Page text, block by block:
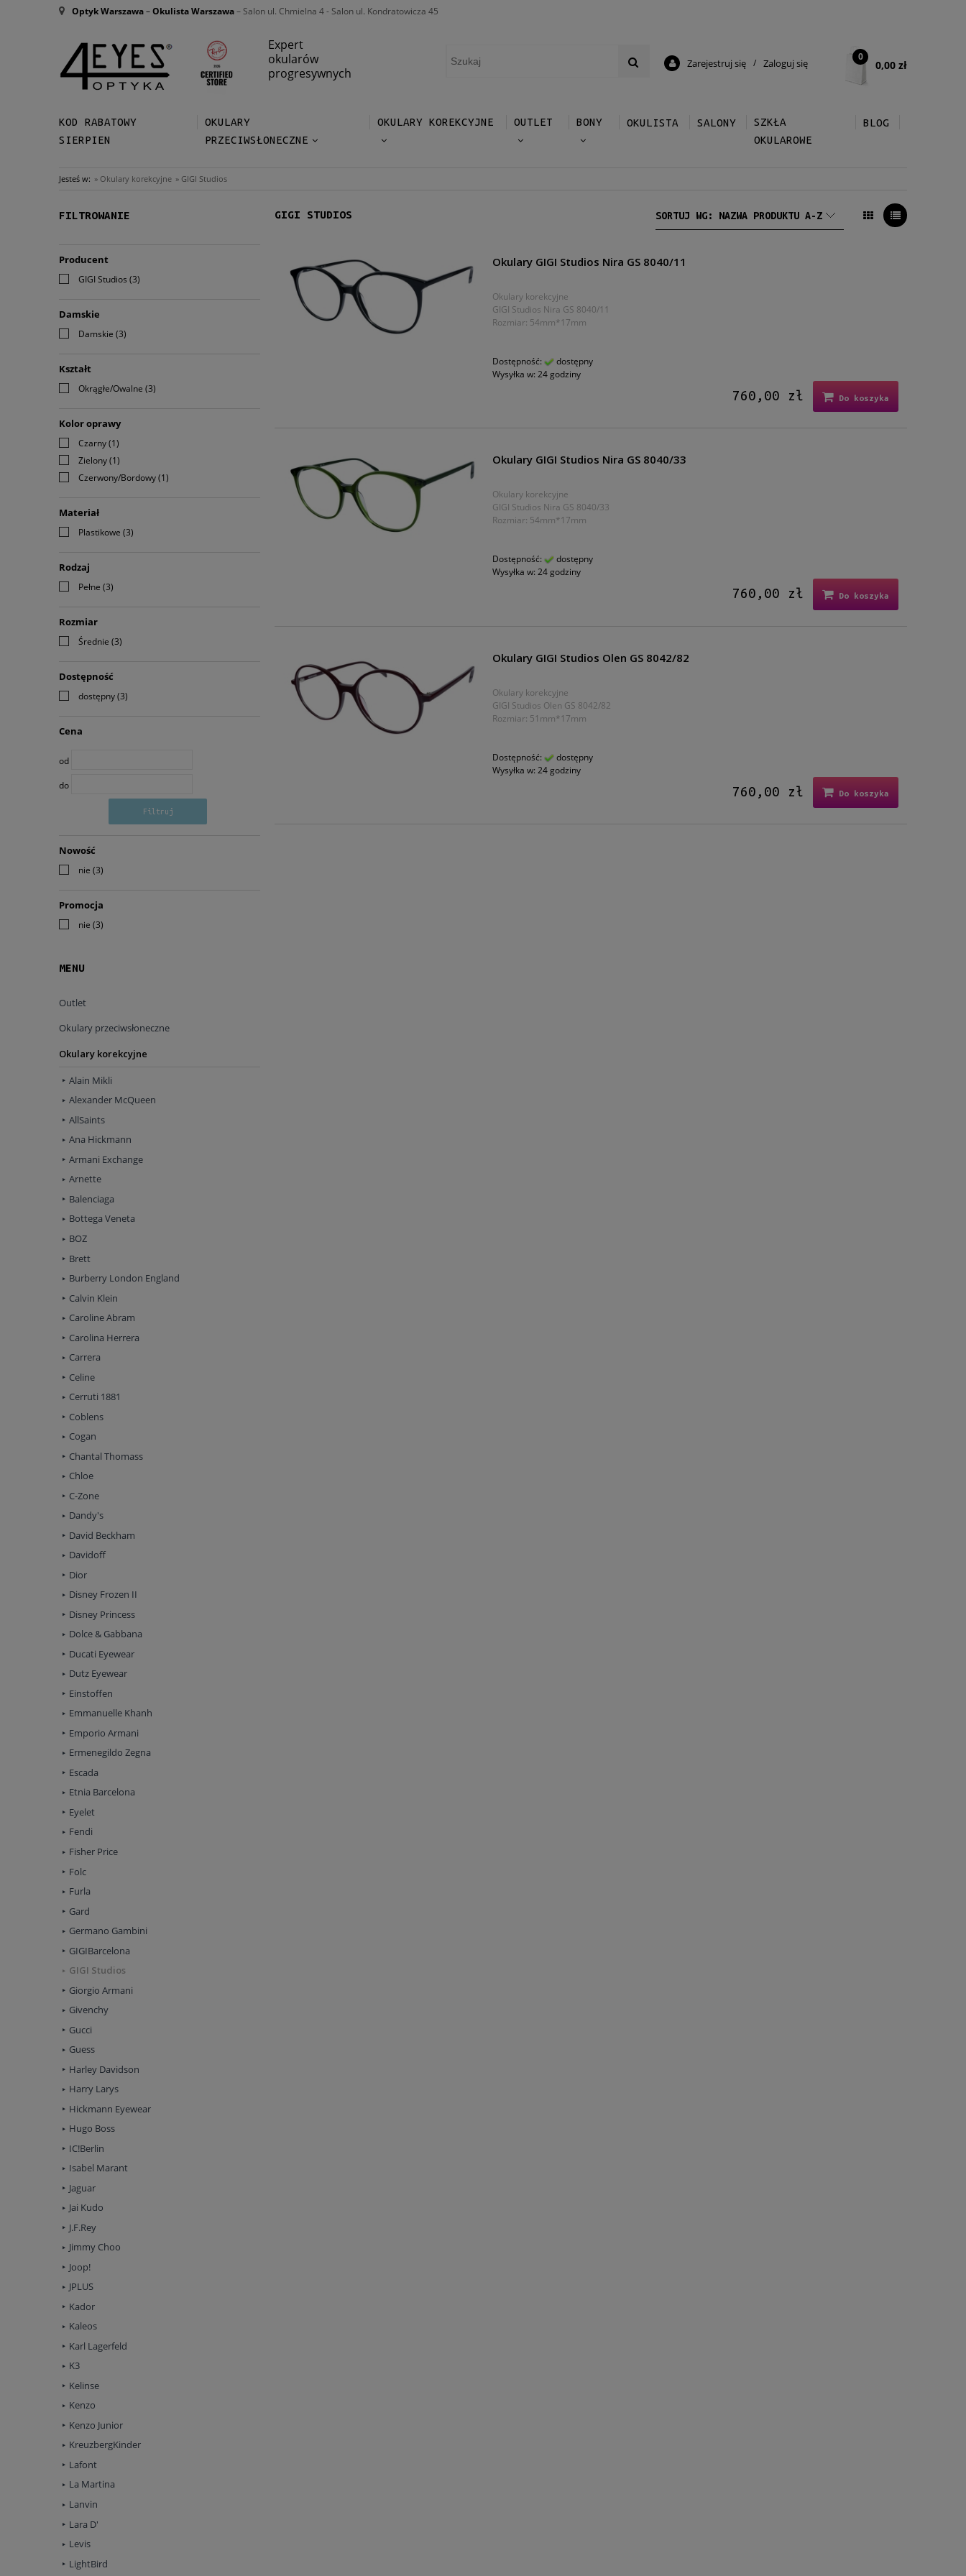
Optyk Warszawa–Okulista Warszawa– Salon ul. Chmielna 4 - Salon ul. Kondratowicza 45
Expert
okularów
progresywnych
0,00 zł
0
Zarejestruj się / Zaloguj się
KOD RABATOWY
SIERPIEN
OKULARY
PRZECIWSŁONECZNE
OKULARY KOREKCYJNE OUTLET BONY OKULISTA SALONY
SZKŁA
OKULAROWE
BLOG
Jesteś w: » Okulary korekcyjne » GIGI Studios
FILTROWANIE
Producent
GIGI Studios (3)
Damskie
Damskie (3)
Kształt
Okrągłe/Owalne (3)
Kolor oprawy
Czarny(1)
Zielony(1)
Czerwony/Bordowy(1)
Materiał
Plastikowe (3)
Rodzaj
Pełne (3)
Rozmiar
Średnie (3)
Dostępność
dostępny(3)
Cena
od
do
Filtruj
Nowość
nie (3)
Promocja
nie (3)
MENU
Outlet
Okulary przeciwsłoneczne
Okulary korekcyjne
Alain Mikli
Alexander McQueen
AllSaints
Ana Hickmann
Armani Exchange
Arnette
Balenciaga
Bottega Veneta
BOZ
Brett
Burberry London England
Calvin Klein
Caroline Abram
Carolina Herrera
Carrera
Celine
Cerruti 1881
Coblens
Cogan
Chantal Thomass
Chloe
C-Zone
Dandy's
David Beckham
Davidoff
Dior
Disney Frozen II
Disney Princess
Dolce & Gabbana
Ducati Eyewear
Dutz Eyewear
Einstoffen
Emmanuelle Khanh
Emporio Armani
Ermenegildo Zegna
Escada
Etnia Barcelona
Eyelet
Fendi
Fisher Price
Folc
Furla
Gard
Germano Gambini
GIGIBarcelona
GIGI Studios
Giorgio Armani
Givenchy
Gucci
Guess
Harley Davidson
Harry Larys
Hickmann Eyewear
Hugo Boss
IC!Berlin
Isabel Marant
Jaguar
Jai Kudo
J.F.Rey
Jimmy Choo
Joop!
JPLUS
Kador
Kaleos
Karl Lagerfeld
K3
Kelinse
Kenzo
Kenzo Junior
KreuzbergKinder
Lafont
La Martina
Lanvin
Lara D'
Levis
LightBird
GIGI STUDIOS SORTUJ WG: NAZWA PRODUKTU A-Z
Okulary GIGI Studios Nira GS 8040/11
Okulary korekcyjne
GIGI Studios Nira GS 8040/11
Rozmiar: 54mm*17mm
Dostępność:
dostępny
Wysyłka w: 24 godziny
760,00 zł Do koszyka
Okulary GIGI Studios Nira GS 8040/33
Okulary korekcyjne
GIGI Studios Nira GS 8040/33
Rozmiar: 54mm*17mm
Dostępność:
dostępny
Wysyłka w: 24 godziny
760,00 zł Do koszyka
Okulary GIGI Studios Olen GS 8042/82
Okulary korekcyjne
GIGI Studios Olen GS 8042/82
Rozmiar: 51mm*17mm
Dostępność:
dostępny
Wysyłka w: 24 godziny
760,00 zł Do koszyka